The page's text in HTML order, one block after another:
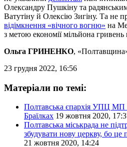
Олександру Пушкіну та
Ватутіну й Олексію Зигіну. Та не
відімкнення «вічного вогню» на
з метою економії мільйона гривень
Ольга ГРИНЕНКО,
23 грудня 2022, 16:56
Матеріали по темі:
Полтавська єпархія УПЦ МП
Браїлках 19 жовтня 2020,
Полтавська міськрада не
збудувати нову церкву, бо це
21 жовтня 2020, 14:24